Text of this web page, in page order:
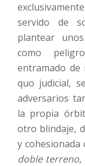
servido de
plantear
como
entramado de
quo judicial,
adversarios
la propia
otro blindaje,
y cohesionada
doble terreno,